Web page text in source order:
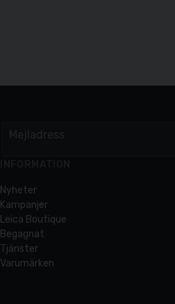
Nyheter
Kampanjer
Leica Boutique
Begagnat
Tjänster
Varumärken